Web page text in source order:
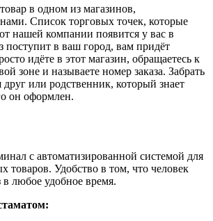
в одном из магазинов,
Список торговых точек, которые
нашей компании появится у вас в
поступит в ваш город, вам придёт
идёте в этот магазин, обращаетесь к
зоне и называете номер заказа. Забрать
или родственник, который знает
он оформлен.
с автоматизированной системой для
товаров. Удобство в том, что человек
в любое удобное время.